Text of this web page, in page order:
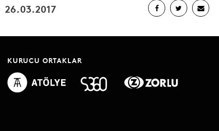
26.03.2017
KURUCU ORTAKLAR